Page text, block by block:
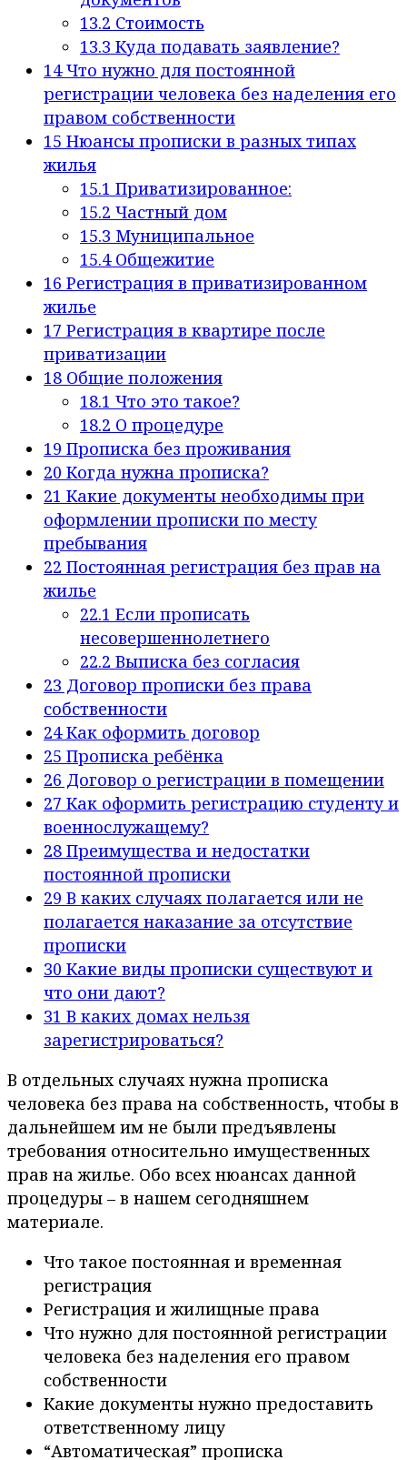
13.2 Стоимость
13.3 Куда подавать заявление?
14Что нужно для постоянной
регистрации человека без наделения его
правом собственности
15 Нюансы прописки в разных типах
жилья
15.1 Приватизированное:
15.2 Частный дом
15.3 Муниципальное
15.4Общежитие
16 Регистрация в приватизированном
жилье
17 Регистрация в квартире после
приватизации
18 Общие положения
18.1 Что это такое?
18.2 О процедуре
19 Прописка без проживания
20 Когда нужна прописка?
21 Какие документы необходимы при
оформлении прописки по месту
пребывания
22 Постоянная регистрация без прав на
жилье
22.1 Если прописать
несовершеннолетнего
22.2 Выписка без согласия
23 Договор прописки без права
собственности
24Как оформить договор
25 Прописка ребёнка
26 Договор о регистрации в помещении
27 Как оформить регистрацию студенту и
военнослужащему?
28 Преимущества и недостатки
постоянной прописки
29 В каких случаях полагается или не
полагается наказание за отсутствие
прописки
30 Какие виды прописки существуют и
что они дают?
31 В каких домах нельзя
зарегистрироваться?
В отдельных случаях нужна прописка
человека без права на собственность, чтобы в
дальнейшем им не были предъявлены
требования относительно имущественных
прав на жилье. Обо всех нюансах данной
процедуры – в нашем сегодняшнем
материале.
Что такое постоянная и временная
регистрация
Регистрация и жилищные права
Что нужно для постоянной регистрации
человека без наделения его правом
собственности
Какие документы нужно предоставить
ответственному лицу
“Автоматическая” прописка